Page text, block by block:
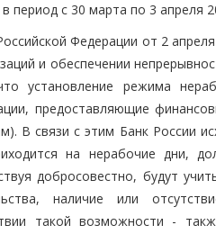
период с 30 марта по 3 апреля
Федерации от 2
и обеспечении
установление режима
предоставляющие
В связи с этим Банк России
на нерабочие дни,
добросовестно, будут
наличие или
такой возможности -